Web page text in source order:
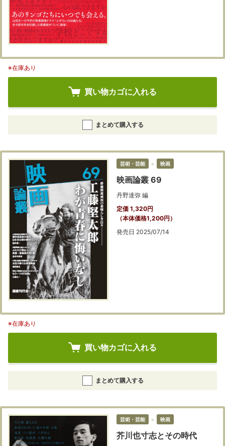
※在庫あり
買い物カゴに入れる
まとめて購入する
芸術・芸能 ＞ 映画
映画論叢 69
丹野達弥 編
定価 1,320円
（本体価格1,200円）
発売日 2025/07/14
※在庫あり
買い物カゴに入れる
まとめて購入する
芸術・芸能 ＞ 映画
芥川也寸志とその時代